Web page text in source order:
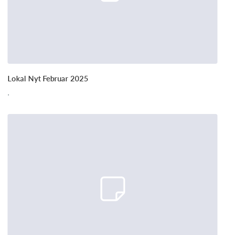
Lokal Nyt Februar 2025
.